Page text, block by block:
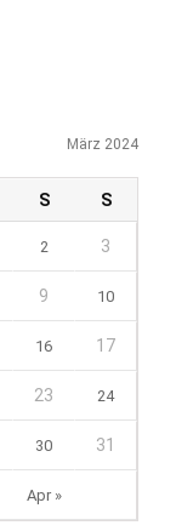
März 2024
S S
Apr »
2 3
9 10
16 17
23 24
30 31